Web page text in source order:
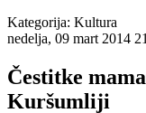
Kategorija: Kultura
nedelja, 09 mart 2014
Čestitke
Kuršumliji